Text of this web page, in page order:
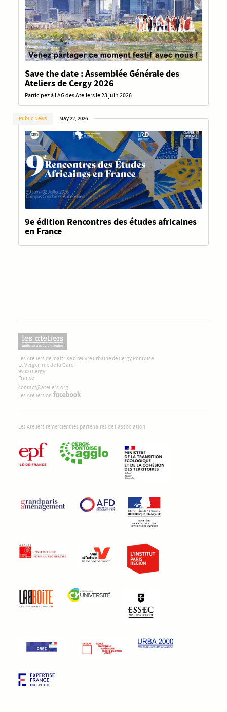
Save the date : Assemblée Générale des
Ateliers de Cergy 2026
Participez à l'AG des Ateliers le 23 juin 2026
Public News May 22, 2026
9e édition Rencontres des études africaines
en France
Les Ateliers de maîtrise d’œuvre urbaine de Cergy Pontoise
Le Verger, rue de la Gare
95000 Cergy
France
contact@ateliers.org
Les Ateliers on
Les Ateliers remercient les partenaires de l'association